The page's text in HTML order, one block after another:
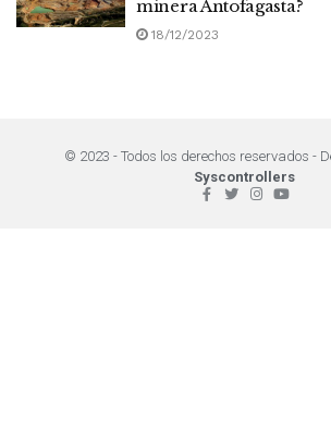
minera Antofagasta?
18/12/2023
© 2023 - Todos los derechos reservados -
Syscontrollers